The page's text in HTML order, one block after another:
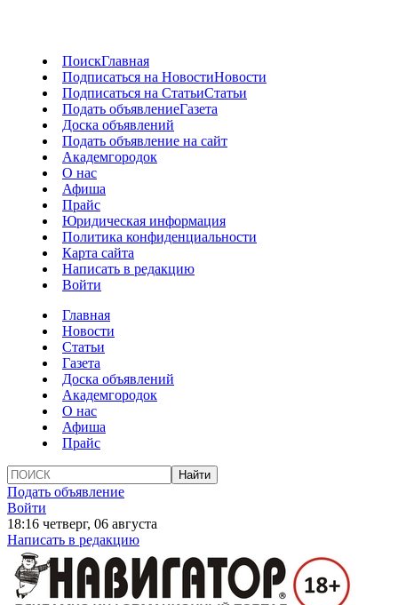
ПоискГлавная
Подписаться на НовостиНовости
Подписаться на СтатьиСтатьи
Подать объявлениеГазета
Доска объявлений
Подать объявление на сайт
Академгородок
О нас
Афиша
Прайс
Юридическая информация
Политика конфиденциальности
Карта сайта
Написать в редакцию
Войти
Главная
Новости
Статьи
Газета
Доска объявлений
Академгородок
О нас
Афиша
Прайс
Подать объявление
Войти
18:16 четверг, 06 августа
Написать в редакцию